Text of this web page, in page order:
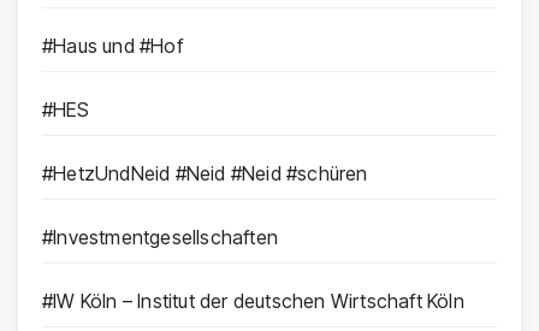
#Haus und #Hof
#HES
#HetzUndNeid #Neid #Neid #schüren
#Investmentgesellschaften
#IW Köln – Institut der deutschen Wirtschaft Köln